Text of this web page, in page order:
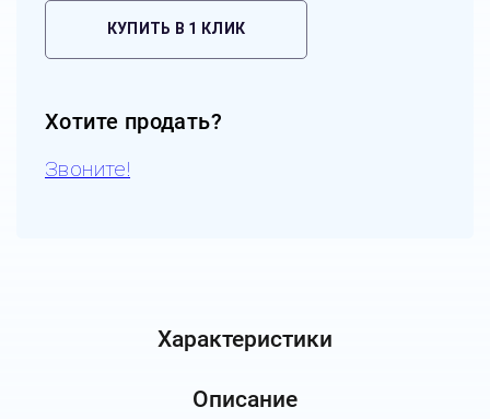
КУПИТЬ В 1 КЛИК
Хотите продать?
Звоните!
Характеристики
Описание